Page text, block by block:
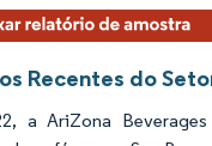
Recentes do
a AriZona Beverages